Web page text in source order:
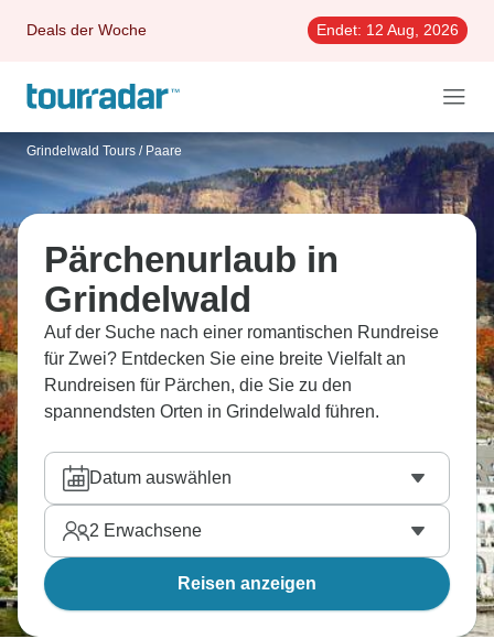
Deals der Woche Endet: 12 Aug, 2026
Grindelwald Tours / Paare
Pärchenurlaub in
Grindelwald
Auf der Suche nach einer romantischen Rundreise
für Zwei? Entdecken Sie eine breite Vielfalt an
Rundreisen für Pärchen, die Sie zu den
spannendsten Orten in Grindelwald führen.
Datum auswählen
2 Erwachsene
Reisen anzeigen